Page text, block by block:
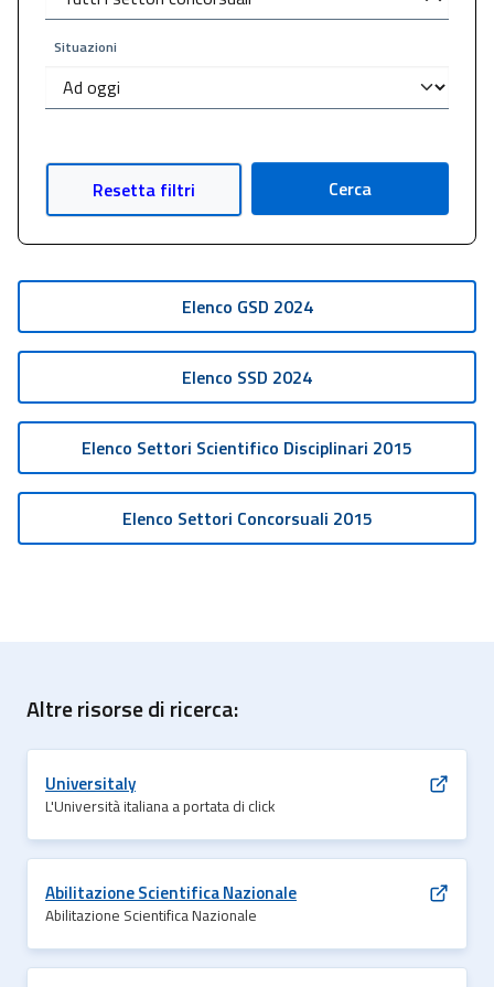
Situazioni
Resetta filtri Cerca
Elenco GSD 2024
Elenco SSD 2024
Elenco Settori Scientifico Disciplinari 2015
Elenco Settori Concorsuali 2015
Altre risorse di ricerca:
Universitaly
L'Università italiana a portata di click
Abilitazione Scientifica Nazionale
Abilitazione Scientifica Nazionale